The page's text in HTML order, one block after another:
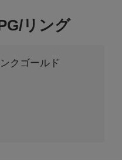
リング
クゴールド